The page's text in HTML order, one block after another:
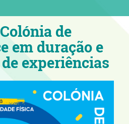
de
em duração e
experiências